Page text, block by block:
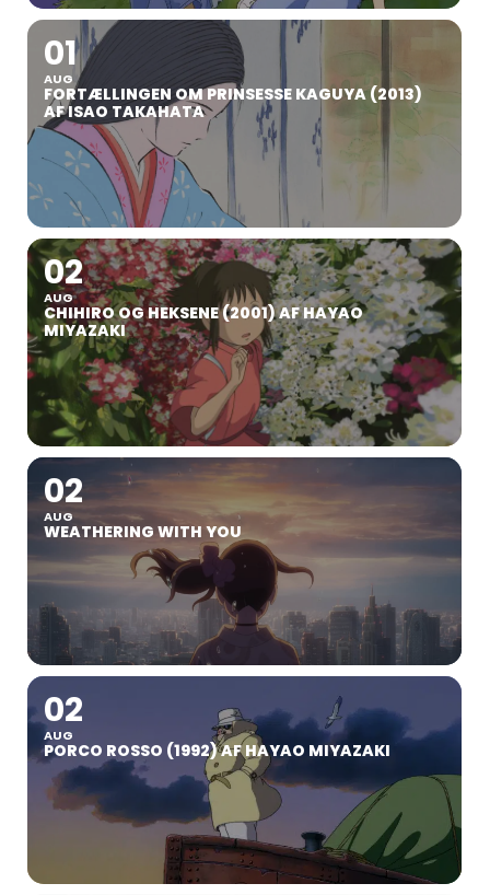
01
AUG
FORTÆLLINGEN OM PRINSESSE KAGUYA (2013)
AF ISAO TAKAHATA
02
AUG
CHIHIRO OG HEKSENE (2001) AF HAYAO
MIYAZAKI
02
AUG
WEATHERING WITH YOU
02
AUG
PORCO ROSSO (1992) AF HAYAO MIYAZAKI